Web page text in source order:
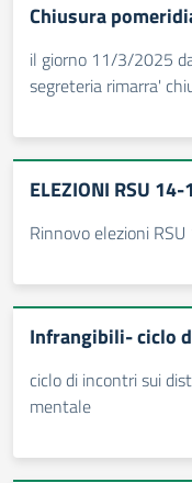
Chiusura
il giorno 11/3/2025
segreteria rimarra'
ELEZIONI RSU
Rinnovo elezioni
Infrangibili- ciclo
ciclo di incontri sui
mentale